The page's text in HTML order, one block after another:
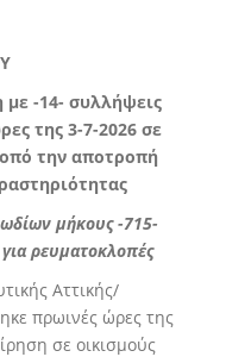
με -14- συλλήψεις
της 3-7-2026 σε
την αποτροπή
μήκους -715-
ρευματοκλοπές
Αττικής/
πρωινές ώρες της
σε οικισμούς